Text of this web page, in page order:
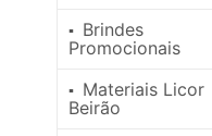
▪ Brindes
Promocionais
▪ Materiais Licor
Beirão